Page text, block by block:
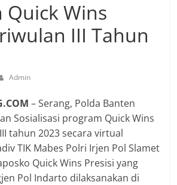
Quick Wins
III Tahun
Admin
– Serang, Polda Banten
Sosialisasi program Quick Wins
tahun 2023 secara virtual
TIK Mabes Polri Irjen Pol Slamet
Quick Wins Presisi yang
Pol Indarto dilaksanakan di